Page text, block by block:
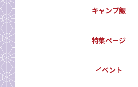
キャンプ飯
特集ページ
イベント